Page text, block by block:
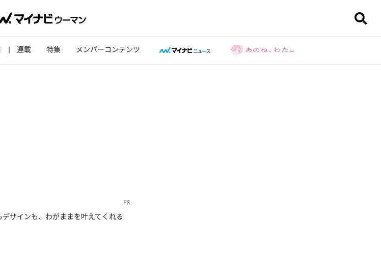
連載 特集 メンバーコンテンツ
PR
ザインも、わがままを叶えてくれる